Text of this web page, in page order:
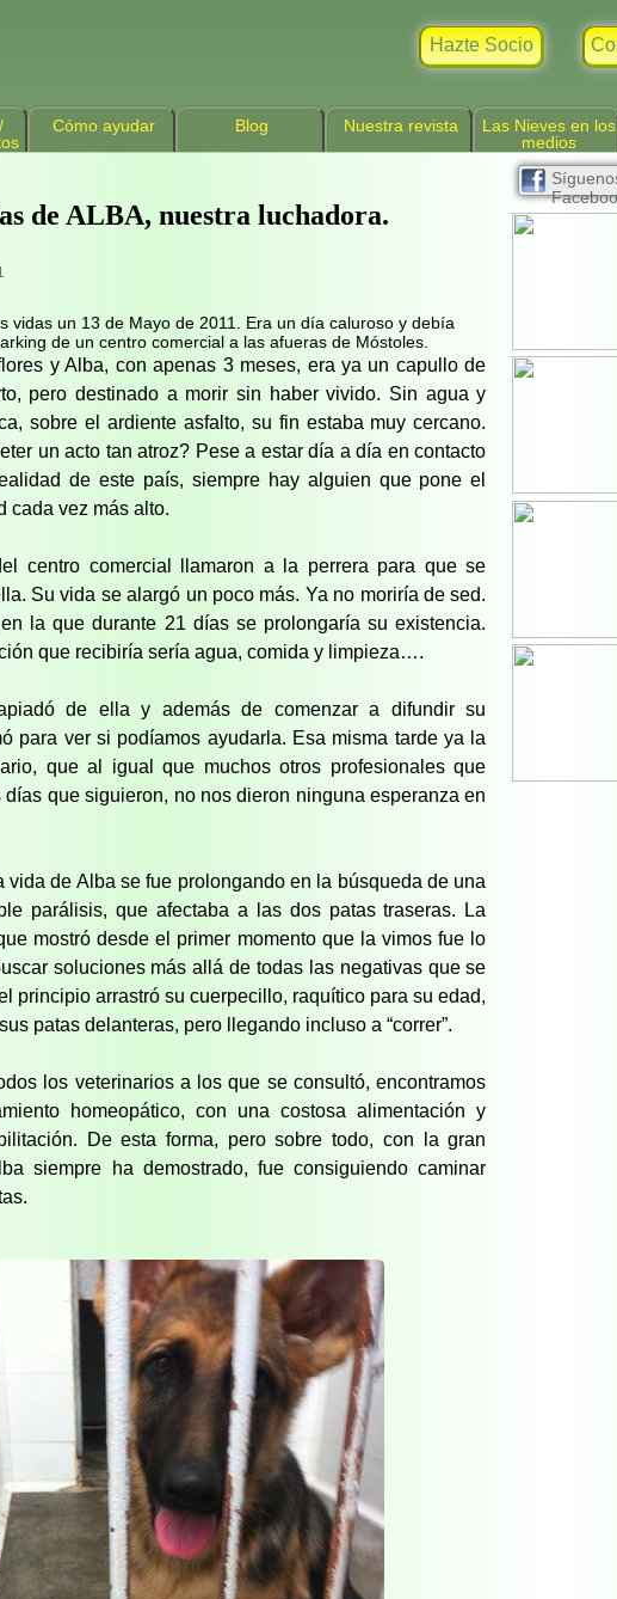
Hazte Socio
Cómo ayudar Blog Nuestra revista
Las Nieves en los
medios
de ALBA, nuestra luchadora.
vidas un 13 de Mayo de 2011. Era un día caluroso y debía
de un centro comercial a las afueras de Móstoles.
y Alba, con apenas 3 meses, era ya un capullo de
pero destinado a morir sin haber vivido. Sin agua y
sobre el ardiente asfalto, su fin estaba muy cercano.
un acto tan atroz? Pese a estar día a día en contacto
de este país, siempre hay alguien que pone el
cada vez más alto.
centro comercial llamaron a la perrera para que se
Su vida se alargó un poco más. Ya no moriría de sed.
la que durante 21 días se prolongaría su existencia.
que recibiría sería agua, comida y limpieza….
de ella y además de comenzar a difundir su
para ver si podíamos ayudarla. Esa misma tarde ya la
que al igual que muchos otros profesionales que
que siguieron, no nos dieron ninguna esperanza en
vida de Alba se fue prolongando en la búsqueda de una
parálisis, que afectaba a las dos patas traseras. La
mostró desde el primer momento que la vimos fue lo
soluciones más allá de todas las negativas que se
principio arrastró su cuerpecillo, raquítico para su edad,
patas delanteras, pero llegando incluso a “correr”.
los veterinarios a los que se consultó, encontramos
homeopático, con una costosa alimentación y
De esta forma, pero sobre todo, con la gran
siempre ha demostrado, fue consiguiendo caminar